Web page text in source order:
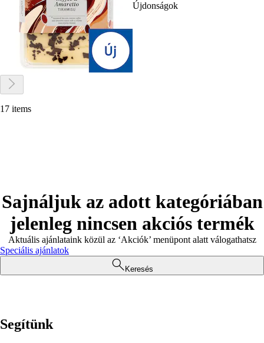
Újdonságok
17 items
Sajnáljuk az adott kategóriában
jelenleg nincsen akciós termék
Aktuális ajánlataink közül az ‘Akciók’ menüpont alatt válogathatsz
Speciális ajánlatok
Keresés
Segítünk